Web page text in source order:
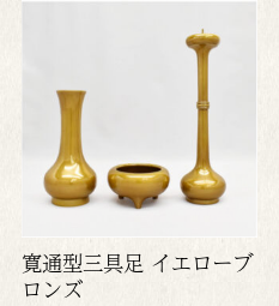
寛通型三具足 イエローブ
ロンズ